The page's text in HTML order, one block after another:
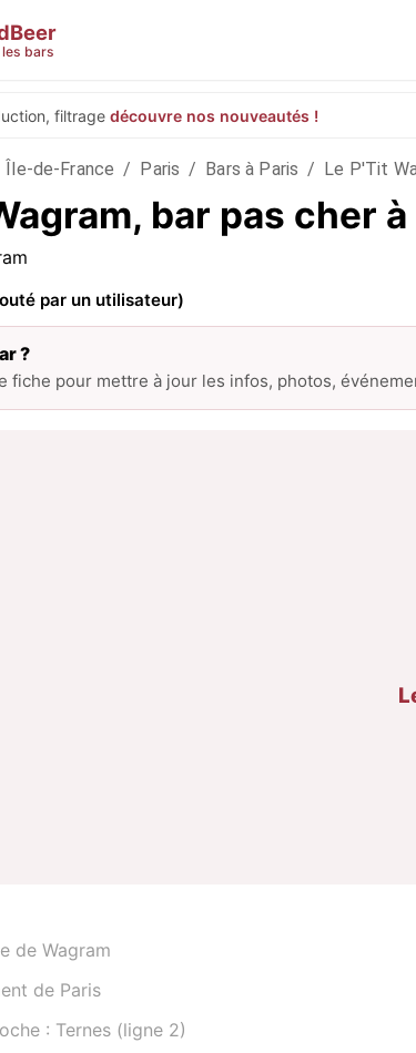
bars
filtrage découvre nos nouveautés !
Île-de-France / Paris / Bars à Paris / Le P'Tit
bar pas cher
par un utilisateur)
?
fiche pour mettre à jour les infos, photos,
de Wagram
de Paris
: Ternes (ligne 2)